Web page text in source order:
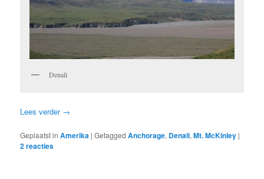
Denali
Lees verder →
Geplaatst in Amerika |Getagged Anchorage, Denali,Mt. McKinley |
2reacties